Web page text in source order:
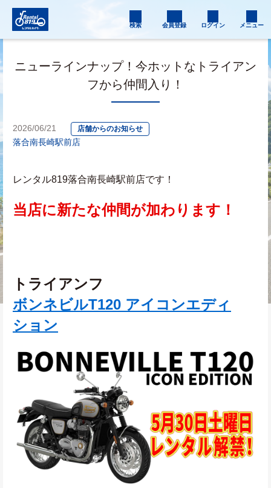
検索 会員登録 ログイン メニュー
ニューラインナップ！今ホットなトライアン
フから仲間入り！
2026/06/21 店舗からのお知らせ
落合南長崎駅前店
レンタル819落合南長崎駅前店です！
当店に新たな仲間が加わります！
トライアンフ
ボンネビルT120 アイコンエディ
ション